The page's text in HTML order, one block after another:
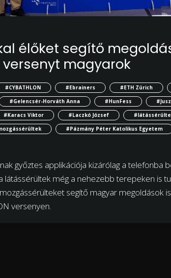
élőket segítő
versenyt magyarok
#CYBATHLON #Ebrainers #ETH Zürich
#Gelencsér-Horváth Anna #HunFess
#Karacs Viktor #Laczkó József
#Pázmány Péter Katolikus Egyetem
győztes applikációja kizárólag a telefonba
látássérültek még a nehezebb terepeken is
segítő magyar megoldások
versenyen.